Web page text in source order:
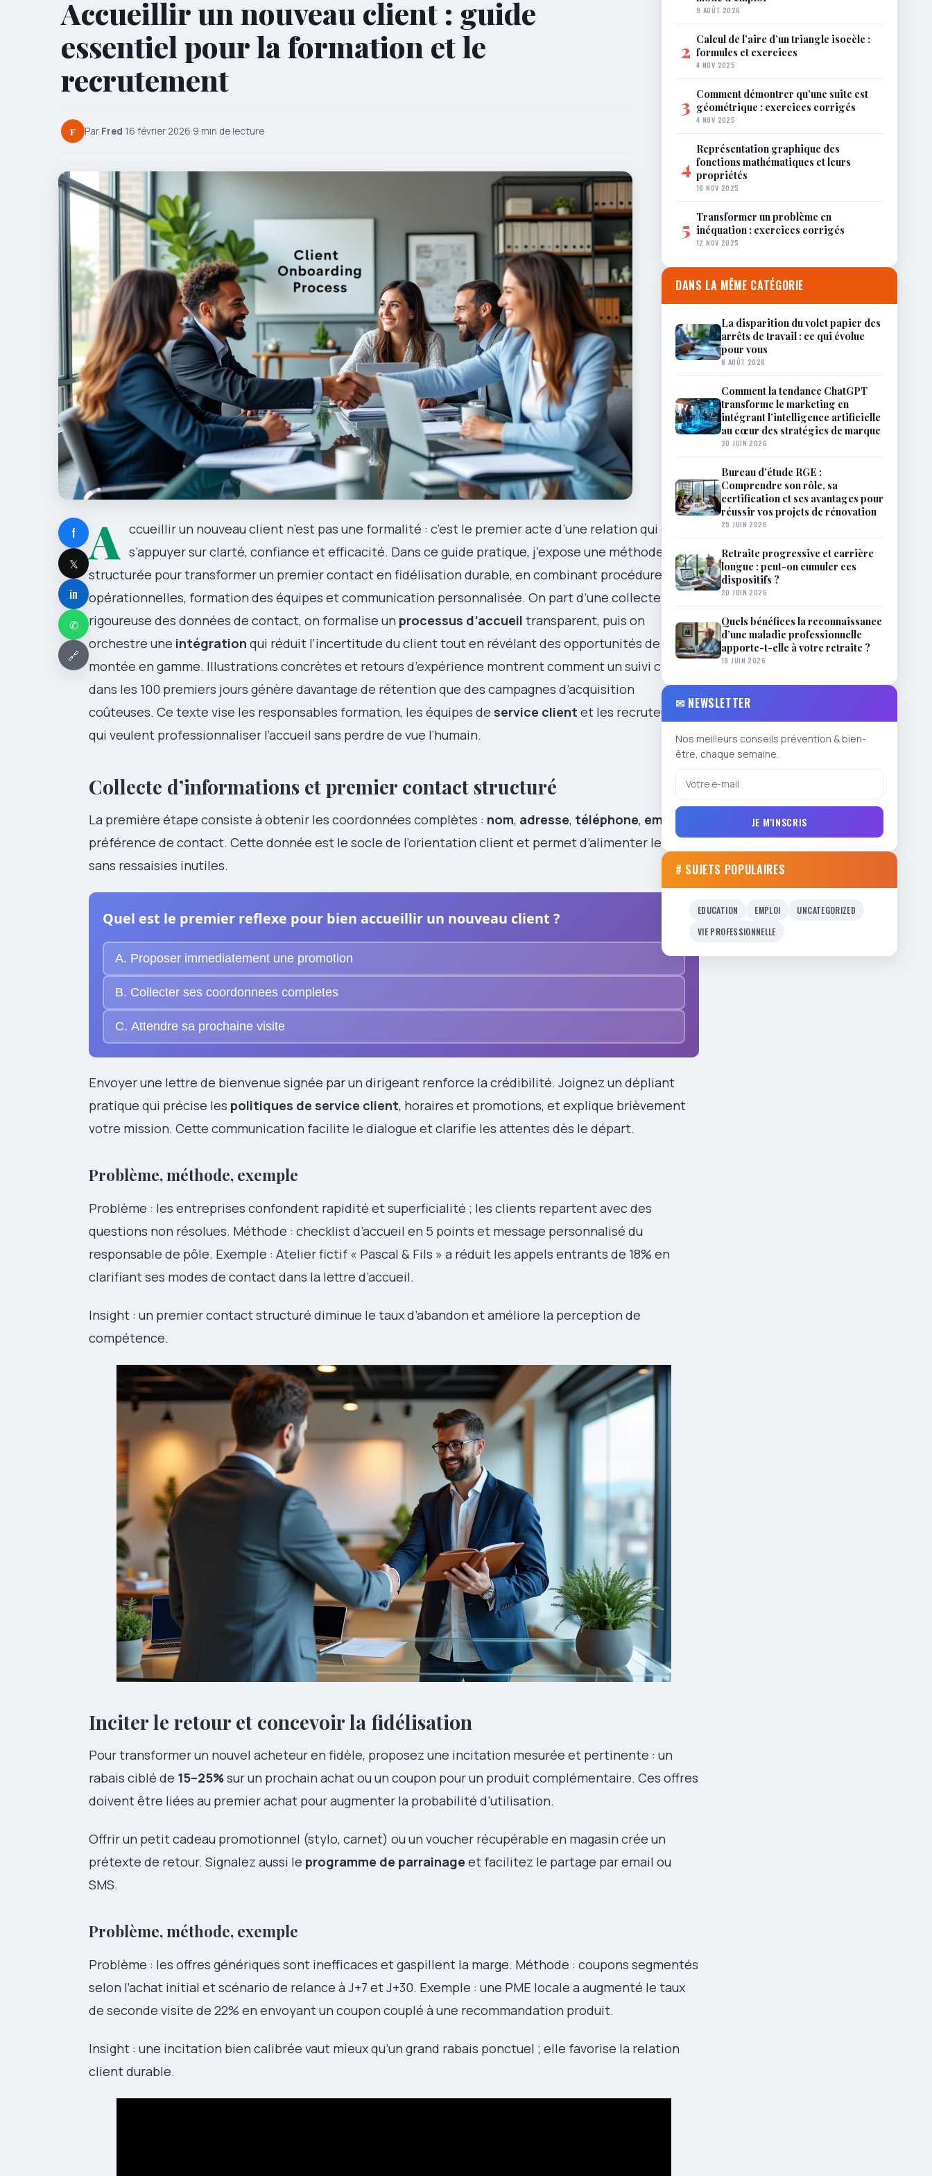
Accueillir un nouveau client : guide
essentiel pour la formation et le
recrutement
F Par Fred·16 février 2026·9 min de lecture
f
𝕏
in
✆
🔗
A ccueillir un nouveau client n’est pas une formalité : c’est le premier acte d’une relation qui doit
s’appuyer sur clarté, confiance et efficacité. Dans ce guide pratique, j’expose une méthode
structurée pour transformer un premier contact en fidélisation durable, en combinant procédures
opérationnelles, formation des équipes et communication personnalisée. On part d’une collecte
rigoureuse des données de contact, on formalise un processus d’accueil transparent, puis on
orchestre une intégration qui réduit l’incertitude du client tout en révélant des opportunités de
montée en gamme. Illustrations concrètes et retours d’expérience montrent comment un suivi ciblé
dans les 100 premiers jours génère davantage de rétention que des campagnes d’acquisition
coûteuses. Ce texte vise les responsables formation, les équipes de service client et les recruteurs
qui veulent professionnaliser l’accueil sans perdre de vue l’humain.
Collecte d’informations et premier contact structuré
La première étape consiste à obtenir les coordonnées complètes : nom, adresse, téléphone, email
préférence de contact. Cette donnée est le socle de l’orientation client et permet d’alimenter le CRM
sans ressaisies inutiles.
Quel est le premier reflexe pour bien accueillir un nouveau client ?
A. Proposer immediatement une promotion
B. Collecter ses coordonnees completes
C. Attendre sa prochaine visite
Envoyer une lettre de bienvenue signée par un dirigeant renforce la crédibilité. Joignez un dépliant
pratique qui précise les politiques de service client, horaires et promotions, et explique brièvement
votre mission. Cette communication facilite le dialogue et clarifie les attentes dès le départ.
Problème, méthode, exemple
Problème : les entreprises confondent rapidité et superficialité ; les clients repartent avec des
questions non résolues. Méthode : checklist d’accueil en 5 points et message personnalisé du
responsable de pôle. Exemple : Atelier fictif « Pascal & Fils » a réduit les appels entrants de 18% en
clarifiant ses modes de contact dans la lettre d’accueil.
Insight : un premier contact structuré diminue le taux d’abandon et améliore la perception de
compétence.
Inciter le retour et concevoir la fidélisation
Pour transformer un nouvel acheteur en fidèle, proposez une incitation mesurée et pertinente : un
rabais ciblé de 15–25%sur un prochain achat ou un coupon pour un produit complémentaire. Ces offres
doivent être liées au premier achat pour augmenter la probabilité d’utilisation.
Offrir un petit cadeau promotionnel (stylo, carnet) ou un voucher récupérable en magasin crée un
prétexte de retour. Signalez aussi le programme de parrainage et facilitez le partage par email ou
SMS.
Problème, méthode, exemple
Problème : les offres génériques sont inefficaces et gaspillent la marge. Méthode : coupons segmentés
selon l’achat initial et scénario de relance à J+7 et J+30. Exemple : une PME locale a augmenté le taux
de seconde visite de 22% en envoyant un coupon couplé à une recommandation produit.
Insight : une incitation bien calibrée vaut mieux qu’un grand rabais ponctuel ; elle favorise la relation
client durable.
9 AOÛT 2026
2 Calcul de l’aire d’un triangle isocèle :
formules et exercices
4 NOV 2025
3 Comment démontrer qu’une suite est
géométrique : exercices corrigés
4 NOV 2025
4
Représentation graphique des
fonctions mathématiques et leurs
propriétés
16 NOV 2025
5 Transformer un problème en
inéquation : exercices corrigés
12 NOV 2025
DANS LA MÊME CATÉGORIE
La disparition du volet papier des
arrêts de travail : ce qui évolue
pour vous
8 AOÛT 2026
Comment la tendance ChatGPT
transforme le marketing en
intégrant l’intelligence artificielle
au cœur des stratégies de marque
30 JUIN 2026
Bureau d’étude RGE :
Comprendre son rôle, sa
certification et ses avantages pour
réussir vos projets de rénovation
25 JUIN 2026
Retraite progressive et carrière
longue : peut-on cumuler ces
dispositifs ?
20 JUIN 2026
Quels bénéfices la reconnaissance
d’une maladie professionnelle
apporte-t-elle à votre retraite ?
18 JUIN 2026
✉ NEWSLETTER
Nos meilleurs conseils prévention & bien-
être, chaque semaine.
JE M'INSCRIS
# SUJETS POPULAIRES
EDUCATION EMPLOI
UNCATEGORIZED
VIE PROFESSIONNELLE